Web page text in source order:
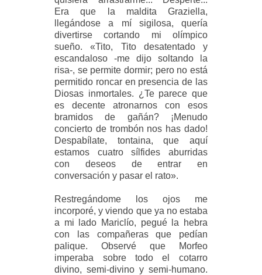
Era que la maldita Graziella,
llegándose a mí sigilosa, quería
divertirse cortando mi olímpico
sueño. «Tito, Tito desatentado y
escandaloso -me dijo soltando la
risa-, se permite dormir; pero no está
permitido roncar en presencia de las
Diosas inmortales. ¿Te parece que
es decente atronarnos con esos
bramidos de gañán? ¡Menudo
concierto de trombón nos has dado!
Despabílate, tontaina, que aquí
estamos cuatro sílfides aburridas
con deseos de entrar en
conversación y pasar el rato».
Restregándome los ojos me
incorporé, y viendo que ya no estaba
a mi lado Mariclío, pegué la hebra
con las compañeras que pedían
palique. Observé que Morfeo
imperaba sobre todo el cotarro
divino, semi-divino y semi-humano.